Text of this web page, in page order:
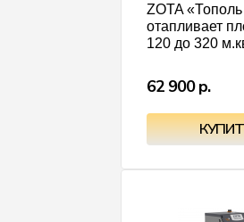
ZOTA
отапливает
120 до 320
62 900 р.